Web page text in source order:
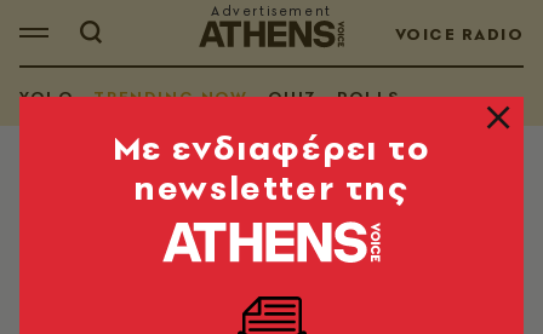
VOICE RADIO
YOLO TRENDING NOW QUIZ POLLS
TRENDING NOW
Info-diet 917: Μακάρι να υπήρχε
ένας πολιτικός να παρατήσει το
Τουίτερ και να πάει για δουλειά
Mε ενδιαφέρει το
newsletter της